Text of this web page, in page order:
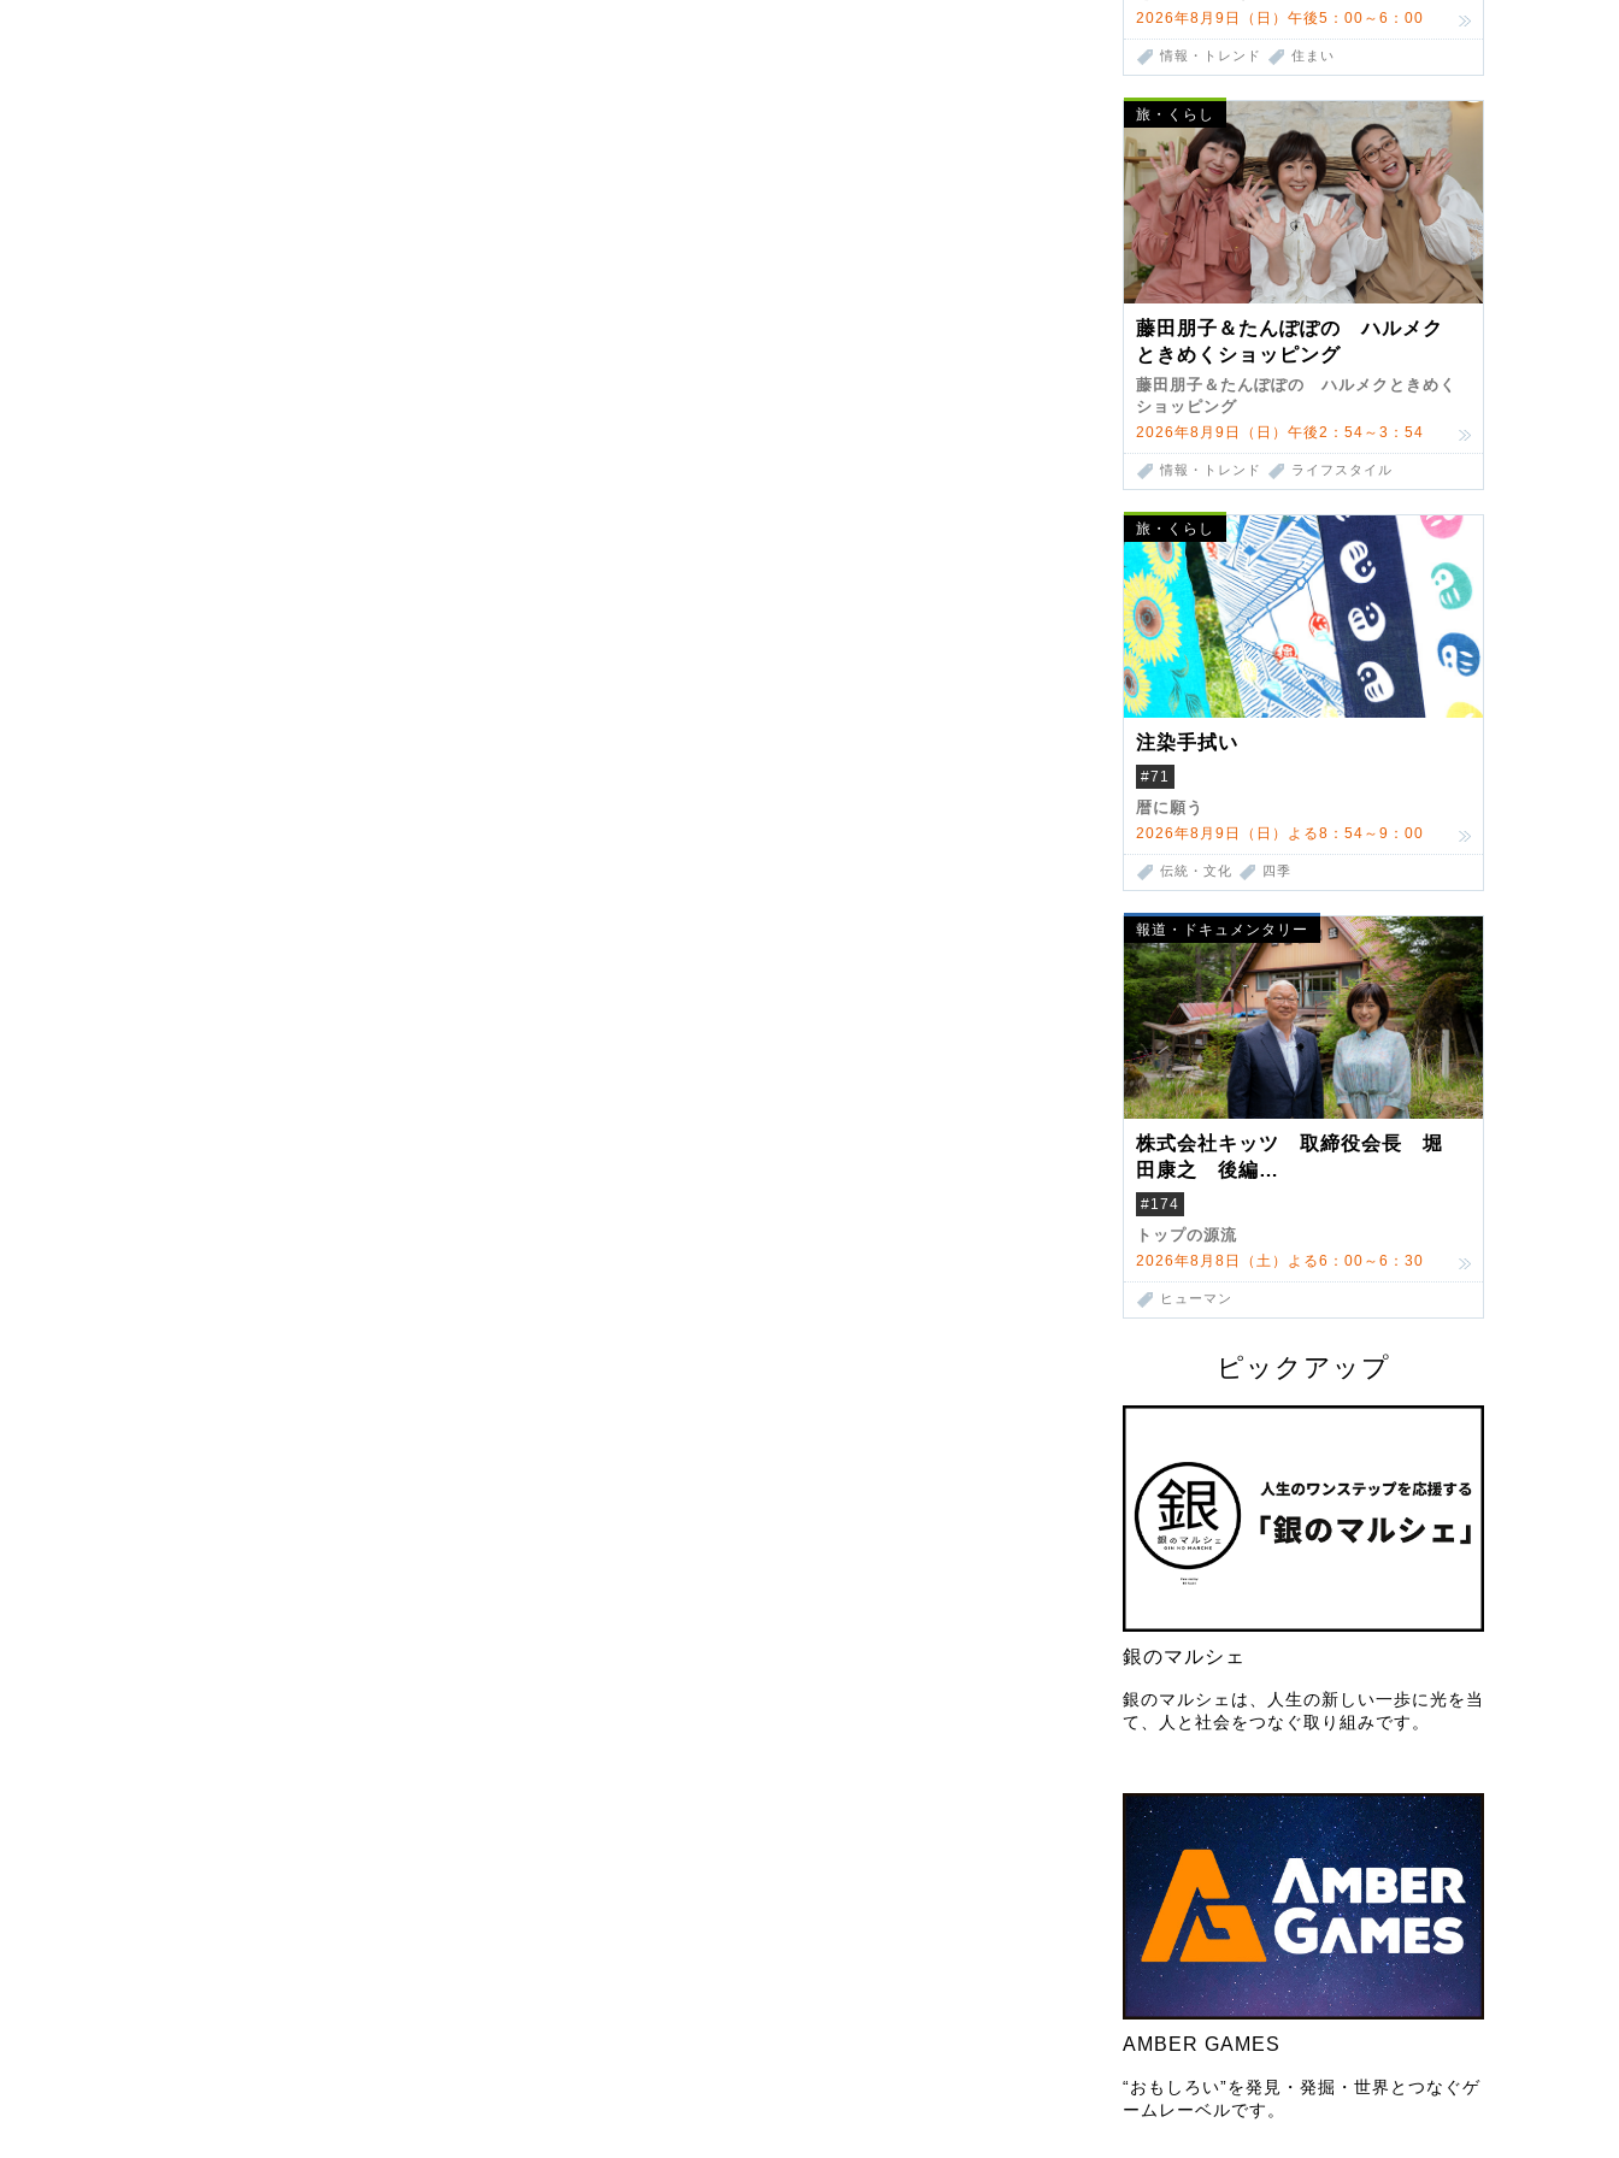
2026年8月9日（日）午後5：00～6：00
情報・トレンド 住まい
旅・くらし
藤田朋子＆たんぽぽの ハルメク
ときめくショッピング
藤田朋子＆たんぽぽの ハルメクときめく
ショッピング
2026年8月9日（日）午後2：54～3：54
情報・トレンド ライフスタイル
旅・くらし
注染手拭い
#71
暦に願う
2026年8月9日（日）よる8：54～9：00
伝統・文化 四季
報道・ドキュメンタリー
株式会社キッツ 取締役会長 堀
田康之 後編
米国駐在でも浮かんだ八ヶ岳 山
小屋を営んだ父母
#174
トップの源流
2026年8月8日（土）よる6：00～6：30
ヒューマン
ピックアップ
銀のマルシェ
銀のマルシェは、人生の新しい一歩に光を当
て、人と社会をつなぐ取り組みです。
AMBER GAMES
“おもしろい”を発見・発掘・世界とつなぐゲ
ームレーベルです。